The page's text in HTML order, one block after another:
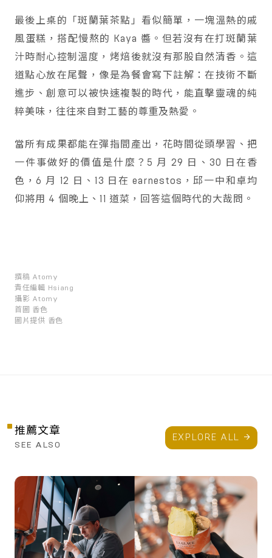
最後上桌的「斑蘭葉茶點」看似簡單，一塊溫熱的戚
風蛋糕，搭配慢熬的 Kaya 醬。但若沒有在打斑蘭葉
汁時耐心控制溫度，烤焙後就沒有那股自然清香。這
道點心放在尾聲，像是為餐會寫下註解：在技術不斷
進步、創意可以被快速複製的時代，能直擊靈魂的純
粹美味，往往來自對工藝的尊重及熱愛。
當所有成果都能在彈指間產出，花時間從頭學習、把
一件事做好的價值是什麼？5 月 29 日、30 日在香
色，6 月 12 日、13 日在 earnestos，邱一中和卓均
仰將用 4 個晚上、11 道菜，回答這個時代的大哉問。
撰稿 Atomy
責任編輯 Hsiang
攝影 Atomy
首圖 香色
圖片提供 香色
推薦文章
SEE ALSO
EXPLORE ALL